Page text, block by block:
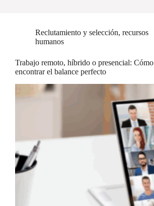
Reclutamiento y selección, recursos
humanos
Trabajo remoto, híbrido o presencial: Cómo
encontrar el balance perfecto